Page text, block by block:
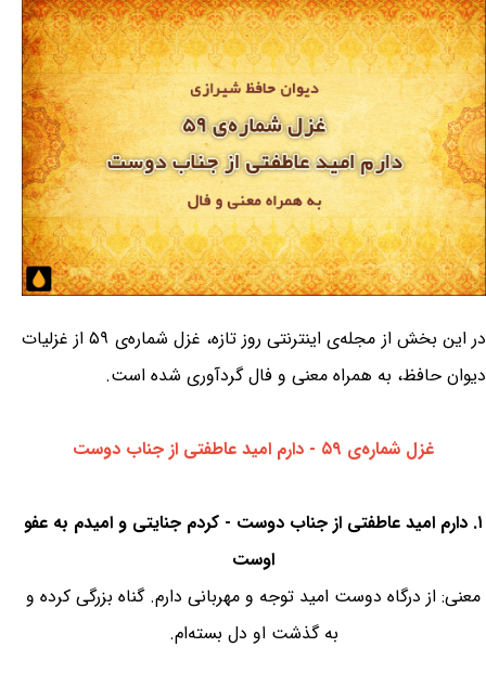
در این بخش از مجله‌ی اینترنتی روز تازه، غزل شماره‌ی ۵۹ از غزلیات
دیوان حافظ، به همراه معنی و فال گردآوری شده است.
غزل شماره‌ی ۵۹ - دارم امید عاطفتی از جناب دوست
۱. دارم امید عاطفتی از جناب دوست - کردم جنایتی و امیدم به عفو
اوست
معنی: از درگاه دوست امید توجه و مهربانی دارم. گناه بزرگی کرده و
به گذشت او دل بسته‌ام.